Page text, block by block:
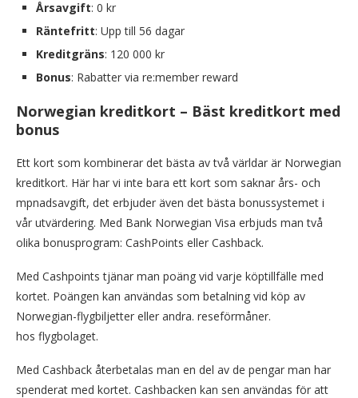
Årsavgift: 0 kr
Räntefritt: Upp till 56 dagar
Kreditgräns: 120 000 kr
Bonus: Rabatter via re:member reward
Norwegian kreditkort – Bäst kreditkort med
bonus
Ett kort som kombinerar det bästa av två världar är Norwegian
kreditkort. Här har vi inte bara ett kort som saknar års- och
mpnadsavgift, det erbjuder även det bästa bonussystemet i
vår utvärdering. Med Bank Norwegian Visa erbjuds man två
olika bonusprogram: CashPoints eller Cashback.
Med Cashpoints tjänar man poäng vid varje köptillfälle med
kortet. Poängen kan användas som betalning vid köp av
Norwegian-flygbiljetter eller andra. reseförmåner.
hos flygbolaget.
Med Cashback återbetalas man en del av de pengar man har
spenderat med kortet. Cashbacken kan sen användas för att